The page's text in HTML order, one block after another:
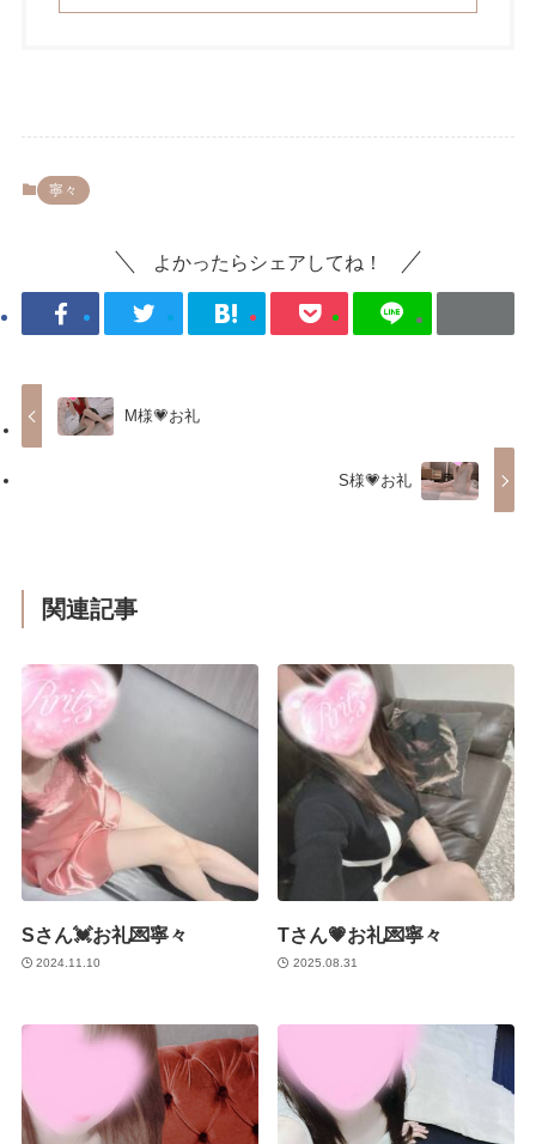
寧々
よかったらシェアしてね！
M様💗お礼
S様💗お礼
関連記事
Sさん💓お礼💌寧々
2024.11.10
Tさん💗お礼💌寧々
2025.08.31